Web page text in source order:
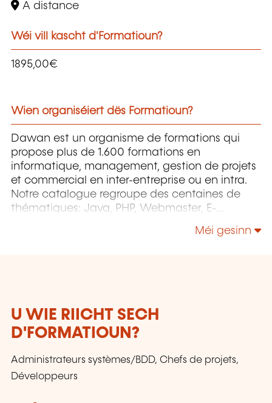
A distance
Wéi vill kascht d'Formatioun?
1895,00€
Wien organiséiert dës Formatioun?
Dawan est un organisme de formations qui
propose plus de 1.600 formations en
informatique, management, gestion de projets
et commercial en inter-entreprise ou en intra.
Notre catalogue regroupe des centaines de
thématiques: Java, PHP, Webmaster, E-
Méi gesinn
U WIE RIICHT SECH
D'FORMATIOUN?
Administrateurs systèmes/BDD, Chefs de projets,
Développeurs